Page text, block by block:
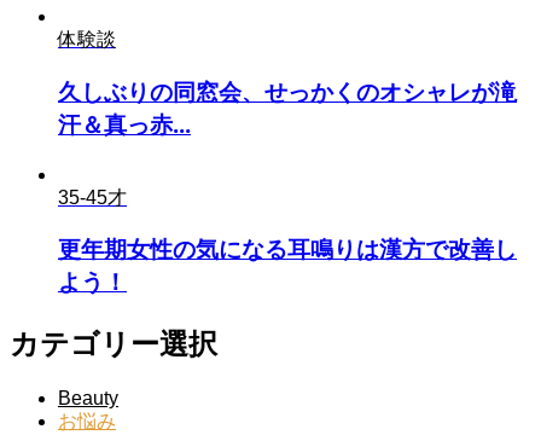
体験談
久しぶりの同窓会、せっかくのオシャレが滝
汗＆真っ赤...
35-45才
更年期女性の気になる耳鳴りは漢方で改善し
よう！
カテゴリー選択
Beauty
お悩み